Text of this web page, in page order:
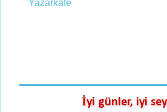
İyi günler, iyi